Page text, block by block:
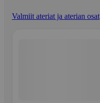
Valmiit ateriat ja aterian osat